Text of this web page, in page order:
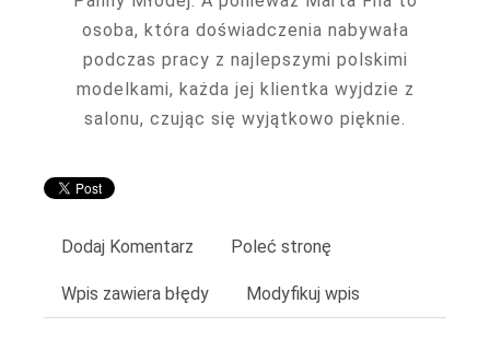
osoba, która doświadczenia nabywała
podczas pracy z najlepszymi polskimi
modelkami, każda jej klientka wyjdzie z
salonu, czując się wyjątkowo pięknie.
Dodaj Komentarz Poleć stronę
Wpis zawiera błędy Modyfikuj wpis